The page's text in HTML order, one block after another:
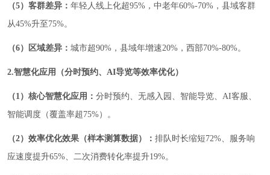
（5）客群差异： 年轻人线上化超95%，中老年60%-70%，县域客群
从45%升至75%。
（6）区域差异： 城市超90%，县域年增速20%，西部70%-80%。
2.智慧化应用（分时预约、AI导览等效率优化）
（1）核心智慧化应用： 分时预约、无感入园、智能导览、AI客服、
智能调度（覆盖率超75%）。
（2）效率优化效果（样本测算数据）： 排队时长缩短72%、服务响
应速度提升65%、二次消费转化率提升19%。